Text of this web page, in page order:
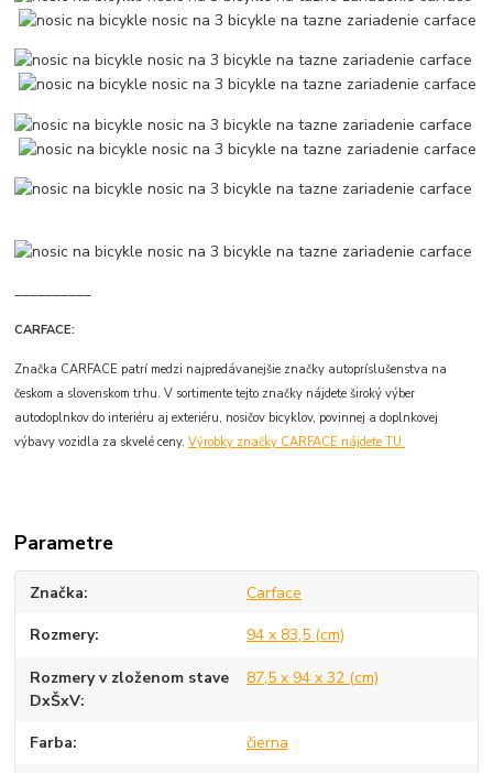
__________
CARFACE:
Značka CARFACE patrí medzi najpredávanejšie značky autopríslušenstva na
českom a slovenskom trhu. V sortimente tejto značky nájdete široký výber
autodoplnkov do interiéru aj exteriéru, nosičov bicyklov, povinnej a doplnkovej
výbavy vozidla za skvelé ceny.Výrobky značky CARFACE nájdete TU.
Parametre
Značka Carface
Rozmery 94 x 83,5 (cm)
Rozmery v zloženom stave
DxŠxV
87,5 x 94 x 32 (cm)
Farba čierna